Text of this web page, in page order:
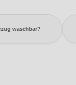
waschbar?